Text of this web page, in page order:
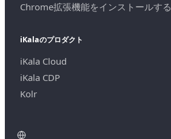
Chrome拡張機能をインストールする
iKalaのプロダクト
iKala Cloud
iKala CDP
Kolr